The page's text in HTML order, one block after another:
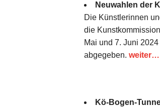
Neuwahlen der
Die Künstlerinnen
die
Mai und 7. Juni
abgegeben. weiter…
Kö-Bogen-